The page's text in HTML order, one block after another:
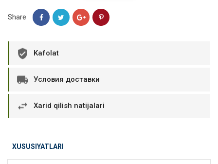
Share
Kafolat
Условия доставки
Xarid qilish natijalari
XUSUSIYATLARI